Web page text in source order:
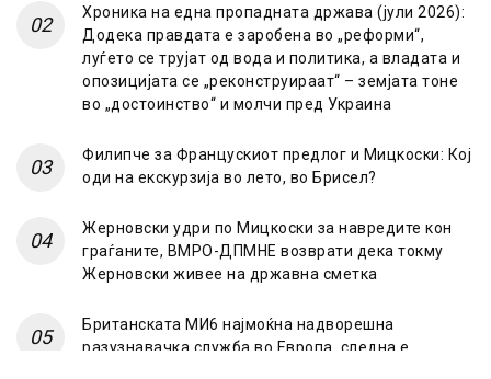
Хроника на една пропадната држава (јули 2026):
Додека правдата е заробена во „реформи“,
луѓето се трујат од вода и политика, а владата и
опозицијата се „реконструираат“ – земјата тоне
во „достоинство“ и молчи пред Украина
Филипче за Францускиот предлог и Мицкоски: Кој
оди на екскурзија во лето, во Брисел?
Жерновски удри по Мицкоски за навредите кон
граѓаните, ВМРО-ДПМНЕ возврати дека токму
Жерновски живее на државна сметка
Британската МИ6 најмоќна надворешна
разузнавачка служба во Европа, следна е